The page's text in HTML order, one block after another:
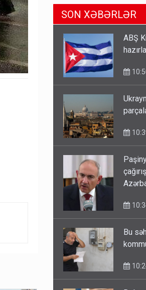
7
Geri
7
SON XƏBƏRLƏR
ABŞ
Bu